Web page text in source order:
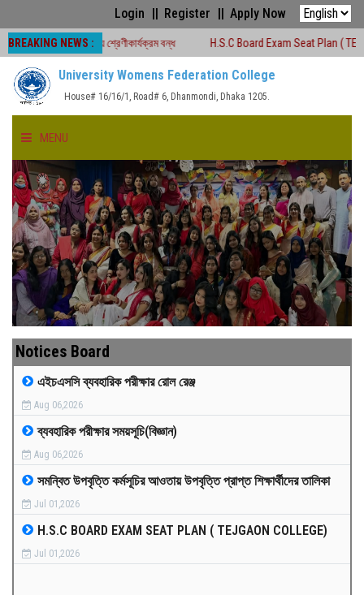
Login Register Apply Now
BREAKING NEWS :
সময়ে শ্রেণীকার্যক্রম বন্ধ H.S.C Board Exam Seat Plan ( TEJGAON
University Womens Federation College
House# 16/16/1, Road# 6, Dhanmondi, Dhaka 1205.
MENU
HOME
ABOUT US
FACULTIES
ACADEMICS
GALLERY
MEDIA
PAYMENT
CO-CURRICULUM
RESULTS
Notices Board
এইচএসসি ব্যবহারিক পরীক্ষার রোল রেঞ্জ
Aug 06,2026
ব্যবহারিক পরীক্ষার সময়সূচি(বিজ্ঞান)
Aug 06,2026
সমন্বিত উপবৃত্তি কর্মসূচির আওতায় উপবৃত্তি প্রাপ্ত শিক্ষার্থীদের তালিকা
Jul 01,2026
H.S.C BOARD EXAM SEAT PLAN ( TEJGAON COLLEGE)
Jul 01,2026